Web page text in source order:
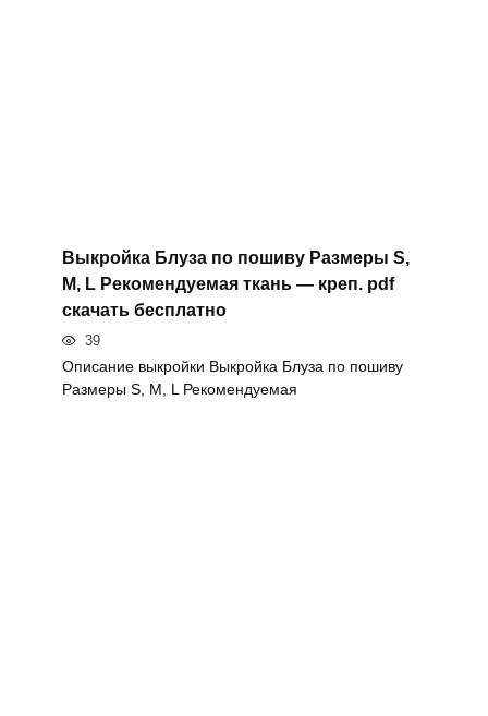
Выкройка Блуза по пошиву Размеры S,
M, L Рекомендуемая ткань — креп. pdf
скачать бесплатно
39
Описание выкройки Выкройка Блуза по пошиву
Размеры S, M, L Рекомендуемая